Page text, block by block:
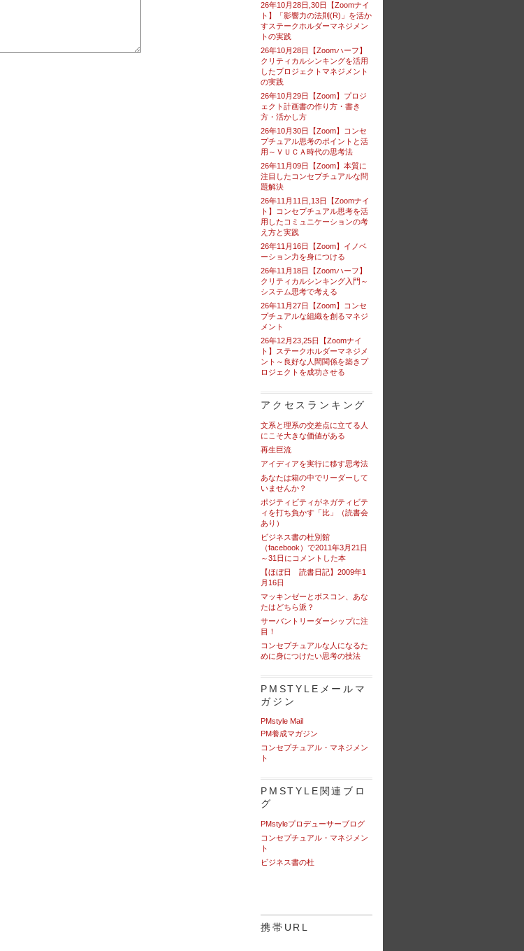
26年10月28日,30日【Zoomナイ
ト】「影響力の法則(R)」を活か
すステークホルダーマネジメン
トの実践
26年10月28日【Zoomハーフ】
クリティカルシンキングを活用
したプロジェクトマネジメント
の実践
26年10月29日【Zoom】プロジ
ェクト計画書の作り方・書き
方・活かし方
26年10月30日【Zoom】コンセ
プチュアル思考のポイントと活
用～ＶＵＣＡ時代の思考法
26年11月09日【Zoom】本質に
注目したコンセプチュアルな問
題解決
26年11月11日,13日【Zoomナイ
ト】コンセプチュアル思考を活
用したコミュニケーションの考
え方と実践
26年11月16日【Zoom】イノベ
ーション力を身につける
26年11月18日【Zoomハーフ】
クリティカルシンキング入門～
システム思考で考える
26年11月27日【Zoom】コンセ
プチュアルな組織を創るマネジ
メント
26年12月23,25日【Zoomナイ
ト】ステークホルダーマネジメ
ント～良好な人間関係を築きプ
ロジェクトを成功させる
アクセスランキング
文系と理系の交差点に立てる人
にこそ大きな価値がある
再生巨流
アイディアを実行に移す思考法
あなたは箱の中でリーダーして
いませんか？
ポジティビティがネガティビテ
ィを打ち負かす「比」（読書会
あり）
ビジネス書の杜別館
（facebook）で2011年3月21日
～31日にコメントした本
【ほぼ日 読書日記】2009年1
月16日
マッキンゼーとボスコン、あな
たはどちら派？
サーバントリーダーシップに注
目！
コンセプチュアルな人になるた
めに身につけたい思考の技法
PMSTYLEメールマ
ガジン
PMstyle Mail
PM養成マガジン
コンセプチュアル・マネジメン
ト
PMSTYLE関連ブロ
グ
PMstyleプロデューサーブログ
コンセプチュアル・マネジメン
ト
ビジネス書の杜
携帯URL